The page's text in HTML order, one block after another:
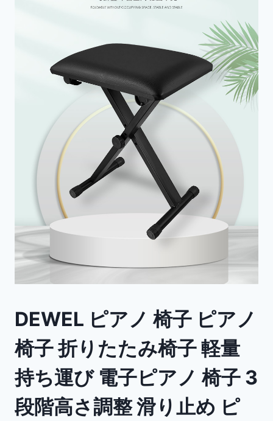
DEWEL ピアノ 椅子 ピアノ
椅子 折りたたみ椅子 軽量
持ち運び 電子ピアノ 椅子 3
段階高さ調整 滑り止め ピ